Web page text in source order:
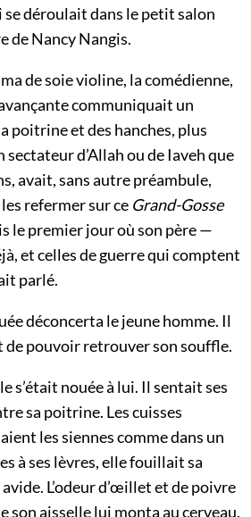
déroulait dans le petit salon
de Nancy Nangis.
de soie violine, la comédienne,
communiquait un
poitrine et des hanches, plus
d’Allah ou de Iaveh que
avait, sans autre préambule,
refermer sur ce Grand-Gosse
le premier jour où son père —
et celles de guerre qui comptent
parlé.
déconcerta le jeune homme. Il
pouvoir retrouver son souffle.
s’était nouée à lui. Il sentait ses
sa poitrine. Les cuisses
les siennes comme dans un
à ses lèvres, elle fouillait sa
L’odeur d’œillet et de poivre
son aisselle lui monta au cerveau.